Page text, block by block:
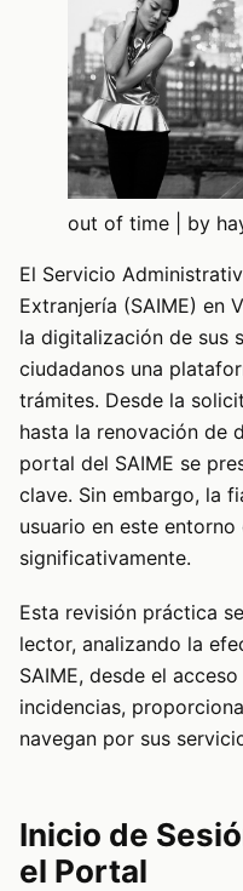
out of time | by
El Servicio
Extranjería (SAIME) en
la digitalización de sus
ciudadanos una
trámites. Desde la
hasta la renovación de
portal del SAIME se
clave. Sin embargo, la
usuario en este
significativamente.
Esta revisión práctica
lector, analizando la
SAIME, desde el
incidencias,
navegan por sus
Inicio de
el Portal